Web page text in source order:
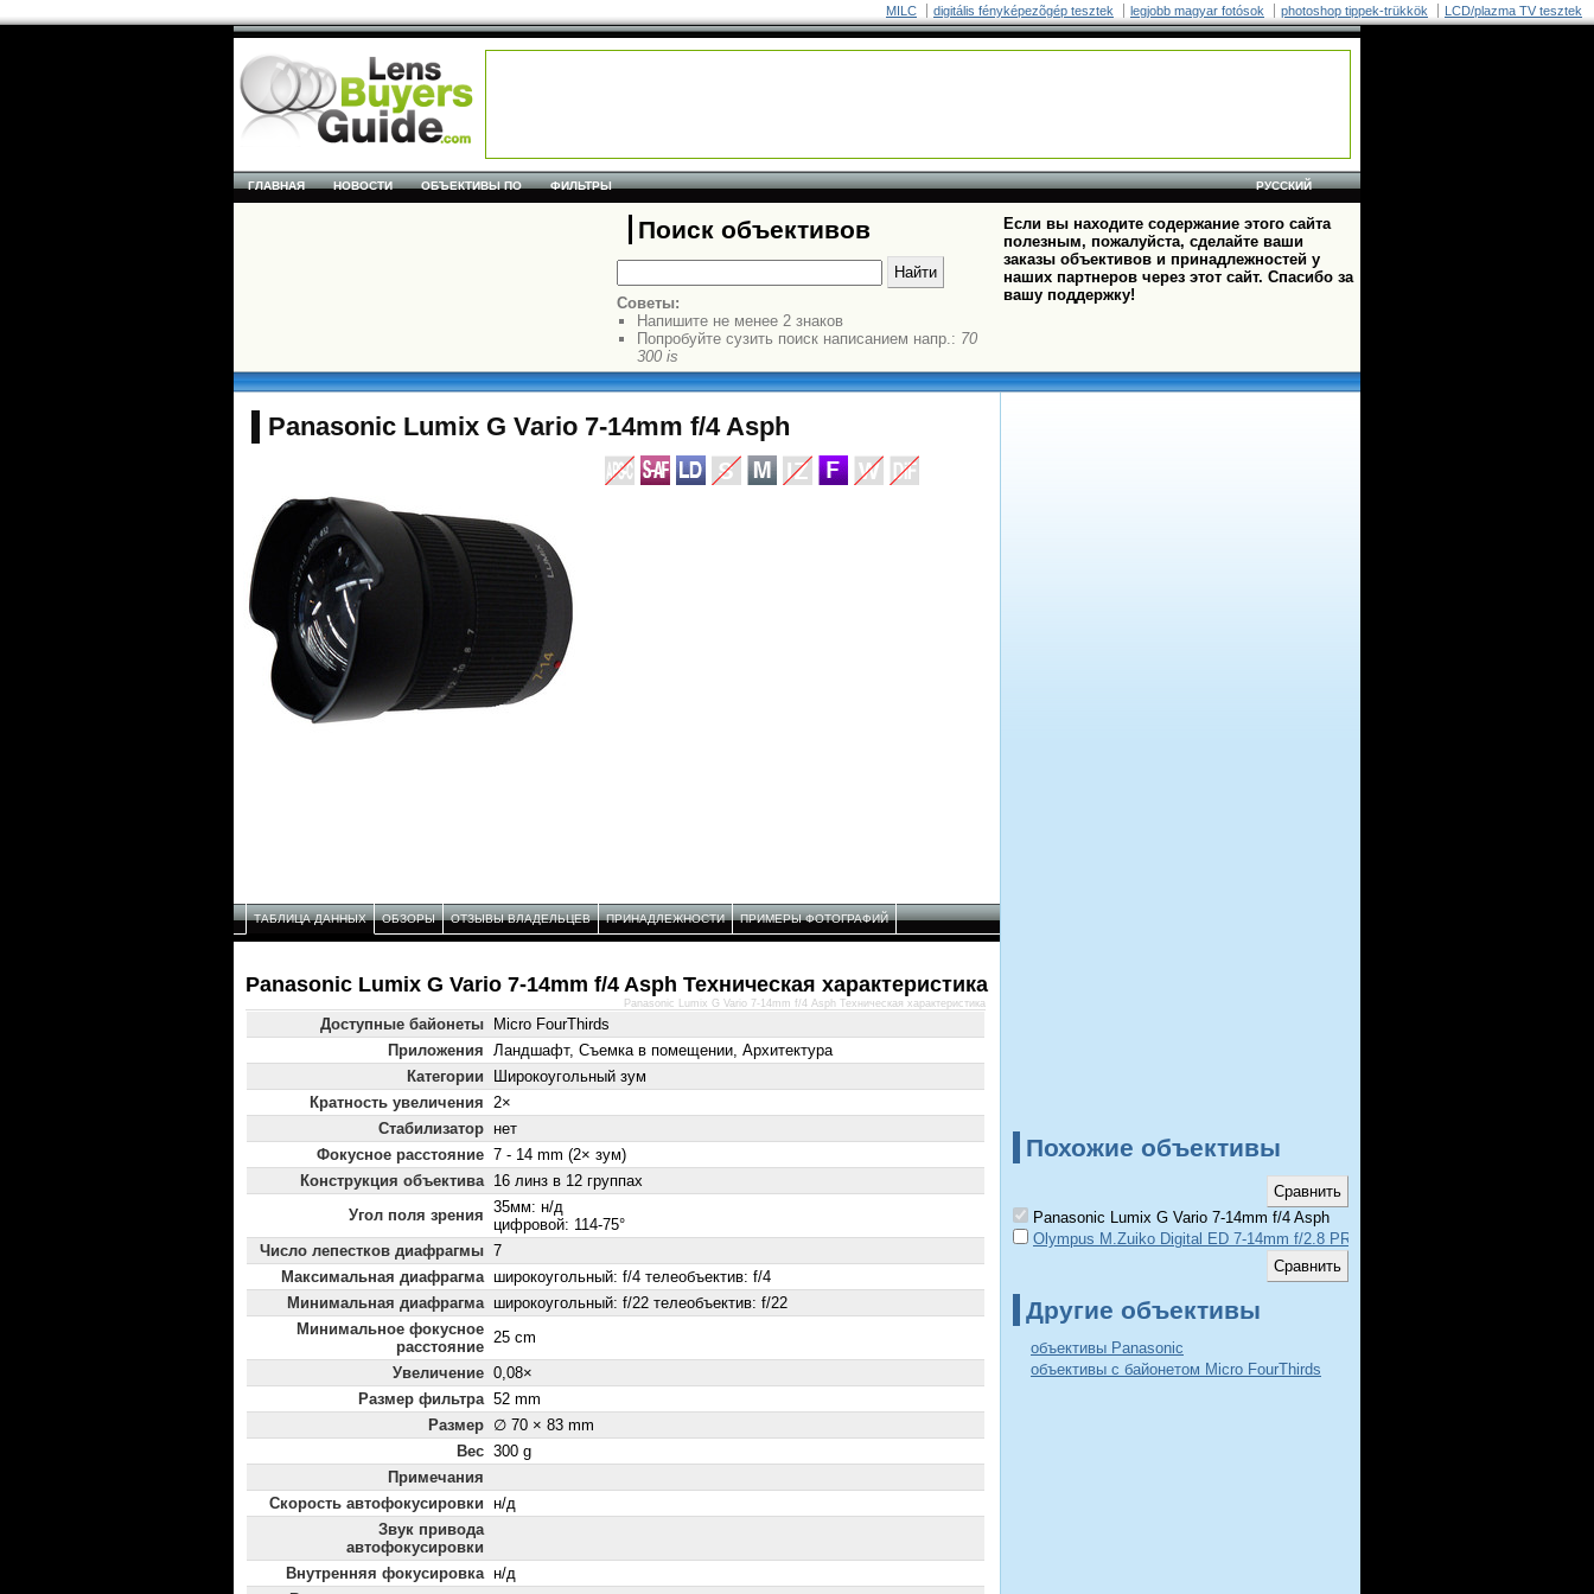
MILC digitális fényképezõgép tesztek legjobb magyar fotósok photoshop tippek-trükkök LCD/plazma TV tesztek
РУССКИЙ
ГЛАВНАЯ НОВОСТИ ОБЪЕКТИВЫ ПО ФИЛЬТРЫ
Поиск объективов
Советы:
Напишите не менее 2 знаков
Попробуйте сузить поиск написанием напр.: 70
300 is
Если вы находите содержание этого сайта
полезным, пожалуйста, сделайте ваши
заказы объективов и принадлежностей у
наших партнеров через этот сайт. Спасибо за
вашу поддержку!
Panasonic Lumix G Vario 7-14mm f/4 Asph
ТАБЛИЦА ДАННЫХ ОБЗОРЫ ОТЗЫВЫ ВЛАДЕЛЬЦЕВ ПРИНАДЛЕЖНОСТИ ПРИМЕРЫ ФОТОГРАФИЙ
Panasonic Lumix G Vario 7-14mm f/4 Asph Техническая характеристика
Доступные байонеты
Micro FourThirds
Приложения Ландшафт, Съемка в помещении, Архитектура
Категории
Широкоугольный зум
Кратность увеличения 2×
Стабилизатор нет
Фокусное расстояние 7 - 14 mm (2× зум)
Конструкция объектива 16 линз в 12 группах
Угол поля зрения 35мм: н/д
цифровой: 114-75°
Число лепестков диафрагмы 7
Максимальная диафрагма широкоугольный: f/4 телеобъектив: f/4
Минимальная диафрагма широкоугольный: f/22 телеобъектив: f/22
Минимальное фокусное
расстояние
25 cm
Увеличение 0,08×
Размер фильтра 52 mm
Размер ∅ 70 × 83 mm
Вес 300 g
Примечания
Скорость автофокусировки н/д
Звук привода
автофокусировки
Внутренняя фокусировка н/д
Panasonic Lumix G Vario 7-14mm f/4 Asph Техническая характеристика
Похожие объективы
Panasonic Lumix G Vario 7-14mm f/4 Asph
Olympus M.Zuiko Digital ED 7-14mm f/2.8 PRO
Другие объективы
объективы Panasonic
объективы с байонетом Micro FourThirds